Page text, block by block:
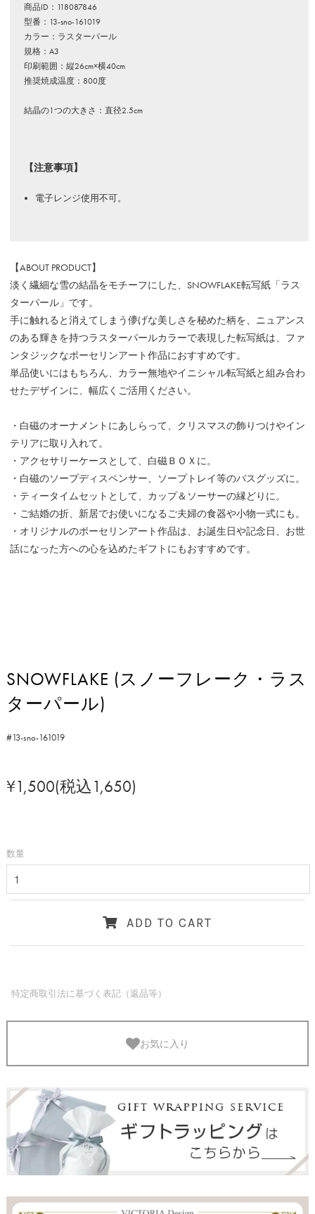
商品ID：118087846
型番：13-sno-161019
カラー：ラスターパール
規格：A3
印刷範囲：縦26cm×横40cm
推奨焼成温度：800度
結晶の1つの大きさ：直径2.5cm
【注意事項】
電子レンジ使用不可。
【ABOUT PRODUCT】
淡く繊細な雪の結晶をモチーフにした、SNOWFLAKE転写紙「ラス
ターパール」です。
手に触れると消えてしまう儚げな美しさを秘めた柄を、ニュアンス
のある輝きを持つラスターパールカラーで表現した転写紙は、ファ
ンタジックなポーセリンアート作品におすすめです。
単品使いにはもちろん、カラー無地やイニシャル転写紙と組み合わ
せたデザインに、幅広くご活用ください。
・白磁のオーナメントにあしらって、クリスマスの飾りつけやイン
テリアに取り入れて。
・アクセサリーケースとして、白磁ＢＯＸに。
・白磁のソープディスペンサー、ソープトレイ等のバスグッズに。
・ティータイムセットとして、カップ＆ソーサーの縁どりに。
・ご結婚の折、新居でお使いになるご夫婦の食器や小物一式にも。
・オリジナルのポーセリンアート作品は、お誕生日や記念日、お世
話になった方への心を込めたギフトにもおすすめです。
SNOWFLAKE (スノーフレーク・ラス
ターパール)
#13-sno-161019
¥1,500(税込1,650)
数量
ADD TO CART
特定商取引法に基づく表記（返品等）
お気に入り